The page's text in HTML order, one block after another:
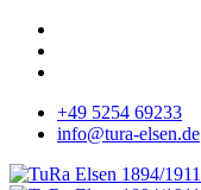
+49 5254 69233
info@tura-elsen.de